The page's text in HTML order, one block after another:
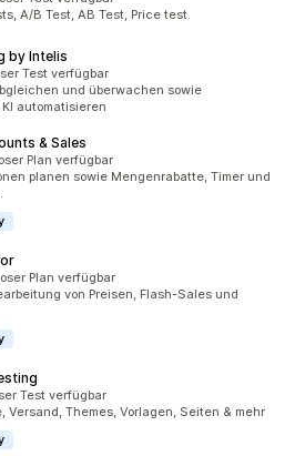
A/B Test, AB Test, Price test.
by Intelis
Test verfügbar
und überwachen sowie
automatisieren
& Sales
Plan verfügbar
planen sowie Mengenrabatte, Timer und
Plan verfügbar
von Preisen, Flash-Sales und
Test verfügbar
Versand, Themes, Vorlagen, Seiten & mehr